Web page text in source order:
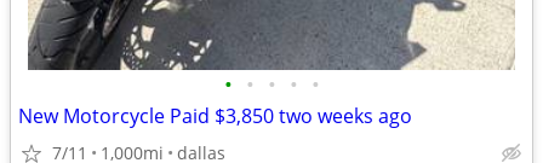
• • • • •
New Motorcycle Paid $3,850 two weeks ago
7/11 1,000mi dallas